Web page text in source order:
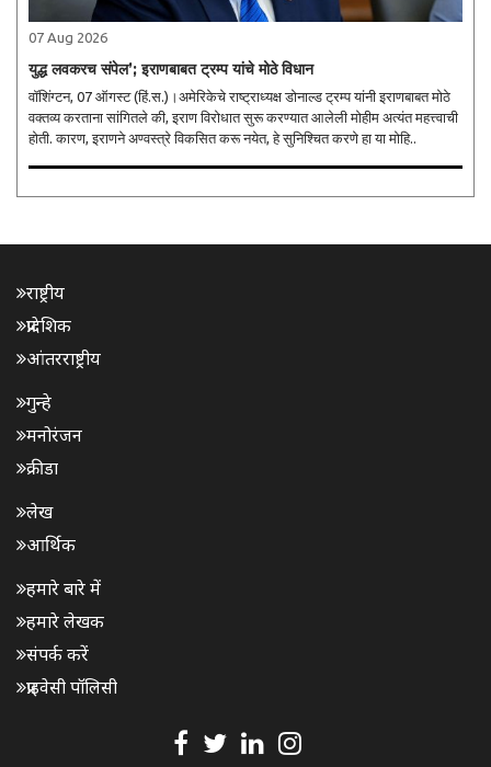
07 Aug 2026
युद्ध लवकरच संपेल’; इराणबाबत ट्रम्प यांचे मोठे विधान
वॉशिंग्टन, 07 ऑगस्ट (हिं.स.)।अमेरिकेचे राष्ट्राध्यक्ष डोनाल्ड ट्रम्प यांनी इराणबाबत मोठे
वक्तव्य करताना सांगितले की, इराण विरोधात सुरू करण्यात आलेली मोहीम अत्यंत महत्त्वाची
होती. कारण, इराणने अण्वस्त्रे विकसित करू नयेत, हे सुनिश्चित करणे हा या मोहि..
राष्ट्रीय
प्रादेशिक
आंतरराष्ट्रीय
गुन्हे
मनोरंजन
क्रीडा
लेख
आर्थिक
हमारे बारे में
हमारे लेखक
संपर्क करें
प्राइवेसी पॉलिसी